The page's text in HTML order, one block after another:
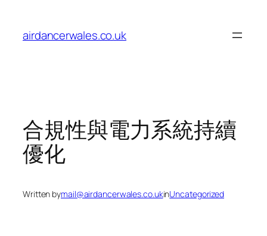
content
airdancerwales.co.uk
合規性與電力系統持續
優化
Written bymail@airdancerwales.co.ukinUncategorized